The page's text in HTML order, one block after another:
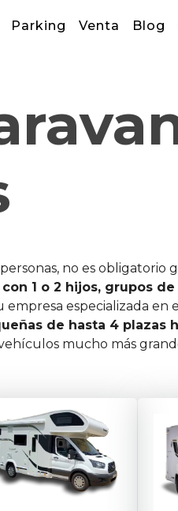
Parking Venta Blog
no es obligatorio
1 o 2 hijos, grupos
empresa especializada en
de hasta 4 plazas
mucho más